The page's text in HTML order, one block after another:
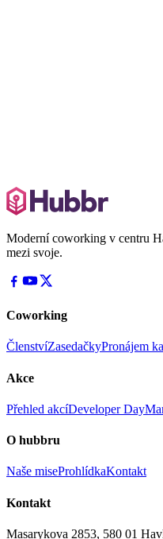
Moderní coworking v centru
mezi svoje.
Coworking
ČlenstvíZasedačkyPronájem
Akce
Přehled akcíDeveloper Day
O hubbru
Naše miseProhlídkaKontakt
Kontakt
Masarykova 2853, 580 01